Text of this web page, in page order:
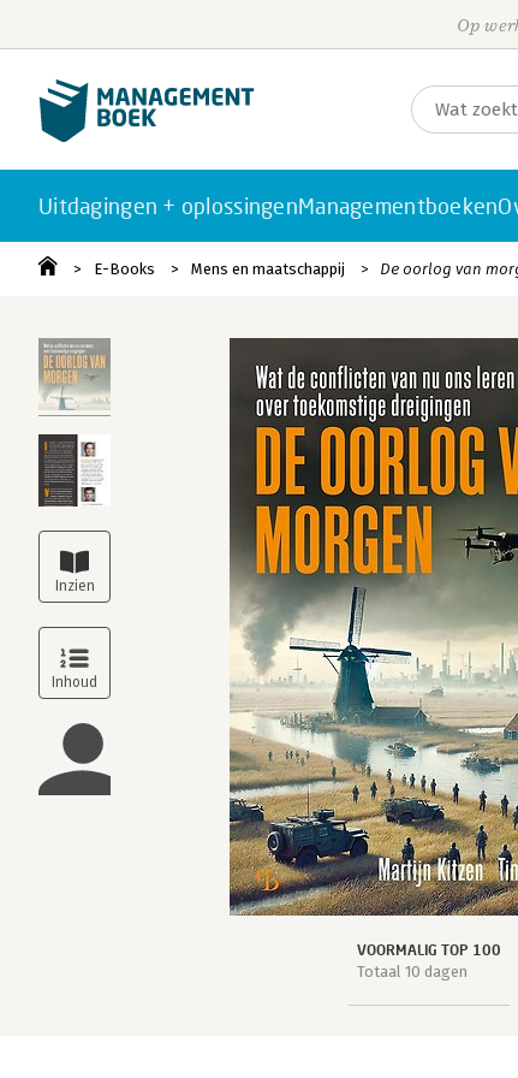
Op
Uitdagingen + oplossingenManagementboeken
E-Books Mens en maatschappij De oorlog van
VOORMALIG TOP 100
Totaal 10 dagen